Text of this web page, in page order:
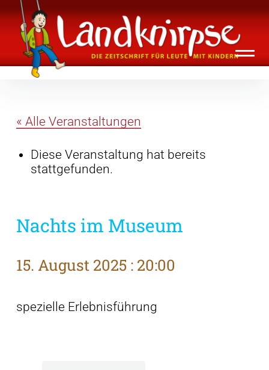
Inhalte
überspringen
Landknirpse – Die Zeitschrift für Leute
mit Kindern
« Alle Veranstaltungen
Diese Veranstaltung hat bereits
stattgefunden.
Nachts im Museum
15. August 2025 : 20:00
spezielle Erlebnisführung